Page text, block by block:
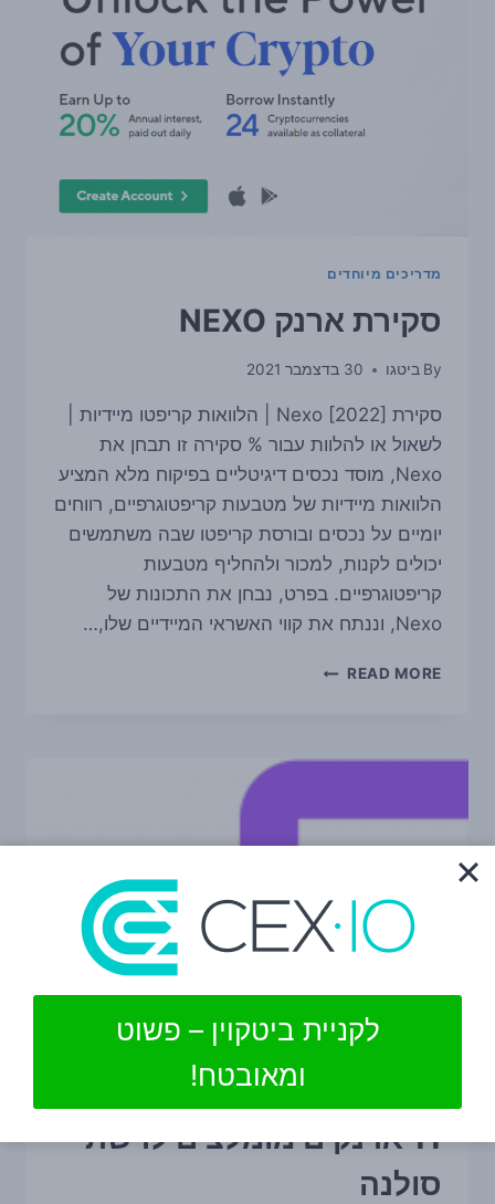
מדריכים מיוחדים
סקירת ארנק NEXO
By ביטגו 30 בדצמבר 2021
סקירת Nexo [2022] | הלוואות קריפטו מיידיות |
לשאול או להלוות עבור % סקירה זו תבחן את
Nexo, מוסד נכסים דיגיטליים בפיקוח מלא המציע
הלוואות מיידיות של מטבעות קריפטוגרפיים, רווחים
יומיים על נכסים ובורסת קריפטו שבה משתמשים
יכולים לקנות, למכור ולהחליף מטבעות
קריפטוגרפיים. בפרט, נבחן את התכונות של
Nexo, וננתח את קווי האשראי המיידיים שלו,…
READ MORE סקירת
11 ארנקים מומלצים לרשת
סולנה
לקניית ביטקוין – פשוט
ומאובטח!